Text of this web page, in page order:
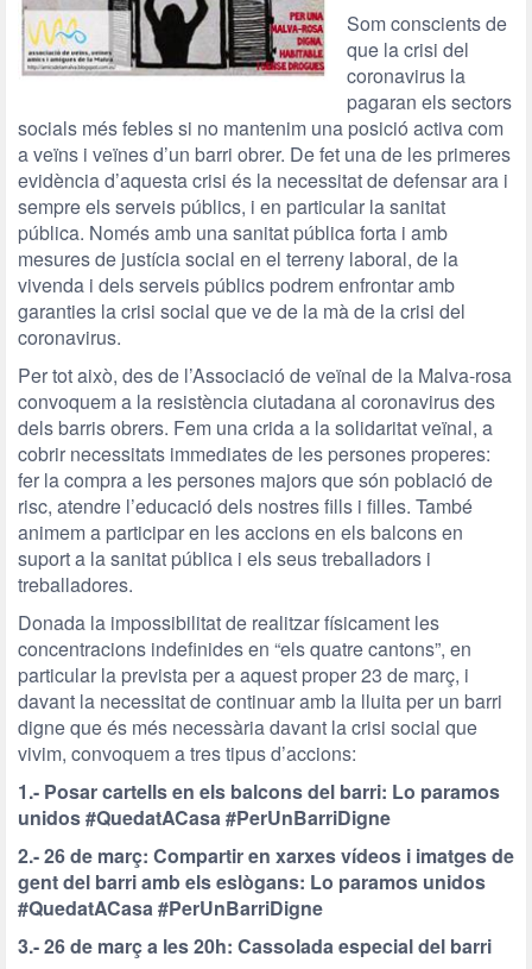
Som conscients de
que la crisi del
coronavirus la
pagaran els sectors
socials més febles si no mantenim una posició activa com
a veïns i veïnes d’un barri obrer. De fet una de les primeres
evidència d’aquesta crisi és la necessitat de defensar ara i
sempre els serveis públics, i en particular la sanitat
pública. Només amb una sanitat pública forta i amb
mesures de justícia social en el terreny laboral, de la
vivenda i dels serveis públics podrem enfrontar amb
garanties la crisi social que ve de la mà de la crisi del
coronavirus.
Per tot això, des de l’Associació de veïnal de la Malva-rosa
convoquem a la resistència ciutadana al coronavirus des
dels barris obrers. Fem una crida a la solidaritat veïnal, a
cobrir necessitats immediates de les persones properes:
fer la compra a les persones majors que són població de
risc, atendre l’educació dels nostres fills i filles. També
animem a participar en les accions en els balcons en
suport a la sanitat pública i els seus treballadors i
treballadores.
Donada la impossibilitat de realitzar físicament les
concentracions indefinides en “els quatre cantons”, en
particular la prevista per a aquest proper 23 de març, i
davant la necessitat de continuar amb la lluita per un barri
digne que és més necessària davant la crisi social que
vivim, convoquem a tres tipus d’accions:
1.- Posar cartells en els balcons del barri: Lo paramos
unidos #QuedatACasa #PerUnBarriDigne
2.- 26 de març: Compartir en xarxes vídeos i imatges de
gent del barri amb els eslògans: Lo paramos unidos
#QuedatACasa #PerUnBarriDigne
3.- 26 de març a les 20h: Cassolada especial del barri